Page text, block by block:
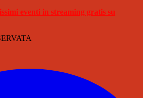
eventi in streaming gratis su